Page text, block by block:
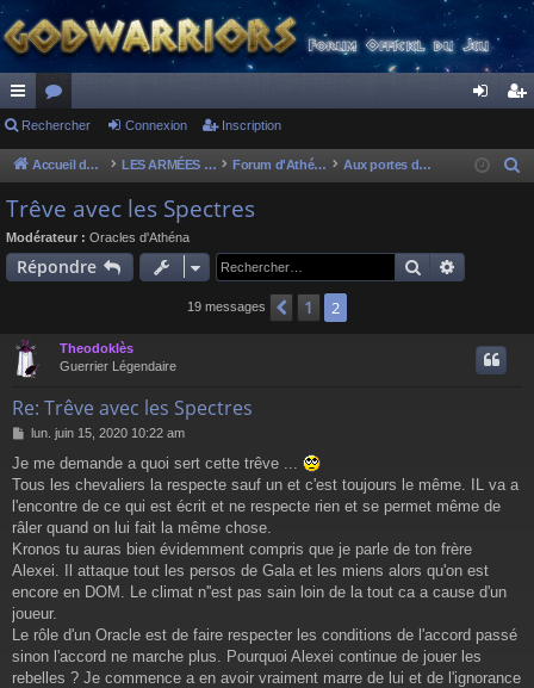
ac
co
ur
ci
or
u
s
ne cri
Rechercher Connexion Inscription
Accueil du forum LES ARMÉES DIVINES - FORUMS DE CLAN Forum d'Athéna Aux portes du Parthénon
Trêve avec les Spectres
Modérateur : Oracles d'Athéna
Répondre Rechercher
19 messages Précédent
1 2
Theodoklès
Guerrier Légendaire
Re: Trêve avec les Spectres
M
s
s
a
g
lun. juin 15, 2020 10:22 am
Je me demande a quoi sert cette trêve ...
Tous les chevaliers la respecte sauf un et c'est toujours le même. IL va a
l'encontre de ce qui est écrit et ne respecte rien et se permet même de
râler quand on lui fait la même chose.
Kronos tu auras bien évidemment compris que je parle de ton frère
Alexei. Il attaque tout les persos de Gala et les miens alors qu'on est
encore en DOM. Le climat n''est pas sain loin de la tout ca a cause d'un
joueur.
Le rôle d'un Oracle est de faire respecter les conditions de l'accord passé
sinon l'accord ne marche plus. Pourquoi Alexei continue de jouer les
rebelles ? Je commence a en avoir vraiment marre de lui et de l'ignorance